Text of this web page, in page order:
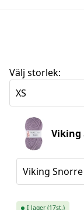
Välj storlek:
Viking
I lager (17st.)